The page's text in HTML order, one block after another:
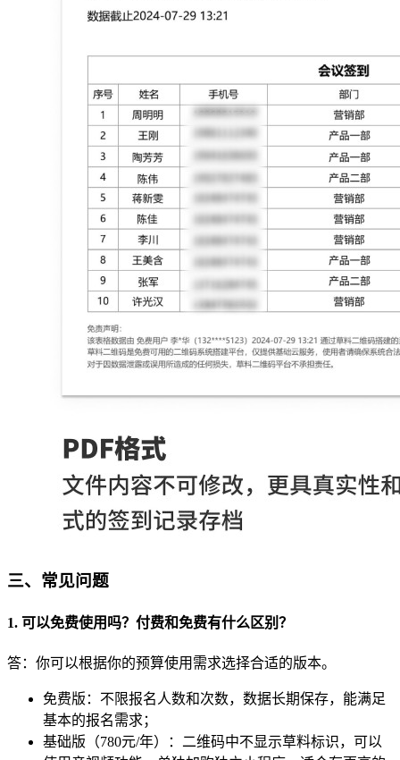
三、常见问题
1. 可以免费使用吗？付费和免费有什么区别？
答：你可以根据你的预算使用需求选择合适的版本。
免费版：不限报名人数和次数，数据长期保存，能满足
基本的报名需求；
基础版（780元/年）：二维码中不显示草料标识，可以